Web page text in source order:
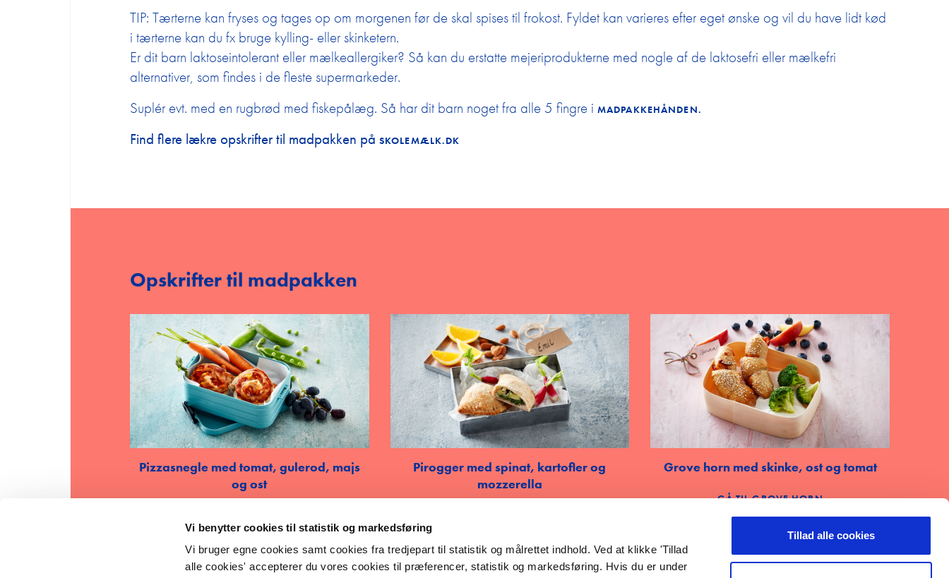
Vi benytter cookies til statistik og markedsføring
Vi bruger egne cookies samt cookies fra tredjepart til statistik og målrettet indhold. Ved at klikke 'Tillad
alle cookies' accepterer du vores cookies til præferencer, statistik og markedsføring. Hvis du er under
Tillad alle cookies
Udbetaling af midler fra
TIP: Tærterne kan fryses og tages op om morgenen før de skal spises til frokost. Fyldet kan varieres efter eget ønske og vil du have lidt kød
i tærterne kan du fx bruge kylling- eller skinketern.
Er dit barn laktoseintolerant eller mælkeallergiker? Så kan du erstatte mejeriprodukterne med nogle af de laktosefri eller mælkefri
alternativer, som findes i de fleste supermarkeder.
Suplér evt. med en rugbrød med fiskepålæg. Så har dit barn noget fra alle 5 fingre i MADPAKKEHÅNDEN.
Find flere lækre opskrifter til madpakken på SKOLEMÆLK.DK
Opskrifter til madpakken
Pizzasnegle med tomat, gulerod, majs
og ost
Pirogger med spinat, kartofler og
mozzerella
Grove horn med skinke, ost og tomat
GÅ TIL GROVE HORN